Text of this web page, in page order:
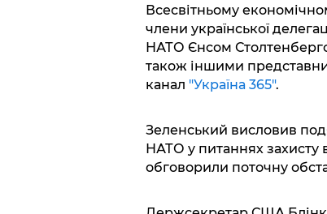
Всесвітньому
члени української
НАТО Єнсом
також іншими
канал "Україна 365".
Зеленський висловив
НАТО у питаннях захисту
обговорили поточну